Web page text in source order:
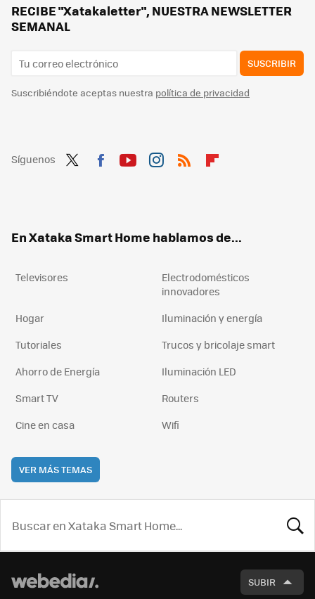
RECIBE "Xatakaletter", NUESTRA NEWSLETTER
SEMANAL
SUSCRIBIR
Suscribiéndote aceptas nuestra política de privacidad
Síguenos
En Xataka Smart Home hablamos de...
Televisores
Electrodomésticos
innovadores
Hogar
Iluminación y energía
Tutoriales
Trucos y bricolaje smart
Ahorro de Energía
Iluminación LED
Smart TV
Routers
Cine en casa
Wifi
VER MÁS TEMAS
SUBIR